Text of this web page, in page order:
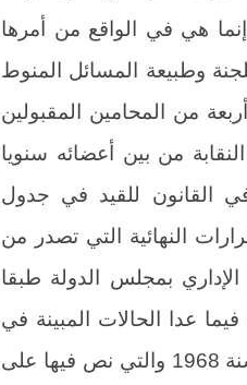
و73 و77 و162 من قانون المحاماة رقم 61 لسنة 1968 إنما هي في الواقع من أمرها
وطبيعة المسائل المنوط
للمادة 57 – من النقيب وأربعة من المحامين المقبولين
من بين أعضائه سنويا
القانون للقيد في جدول
النهائية التي تصدر من
بمجلس الدولة طبقا
وذلك فيما عدا الحالات المبينة في
المواد 59، 62، 69، 73، 77 من قانون المحاماة رقم 61 لسنة 1968 والتي نص فيها على